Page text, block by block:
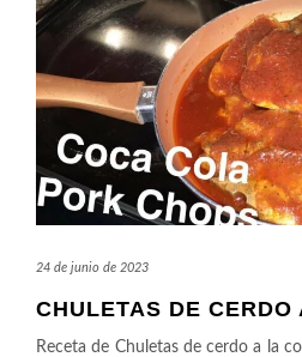
24 de junio de 2023
CHULETAS DE
Receta de Chuletas de cerdo a la